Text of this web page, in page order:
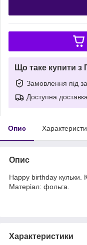
Що таке купити з
Замовлення під
Доступна доставка
Опис
Опис
Happy birthday кульки.
Матеріал: фольга.
Характеристики